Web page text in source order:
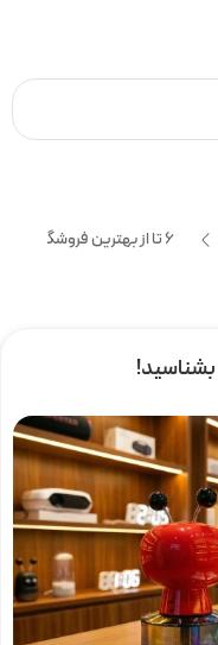
6 تا از بهترین فروشگاه گجت شیراز را بشناسید!